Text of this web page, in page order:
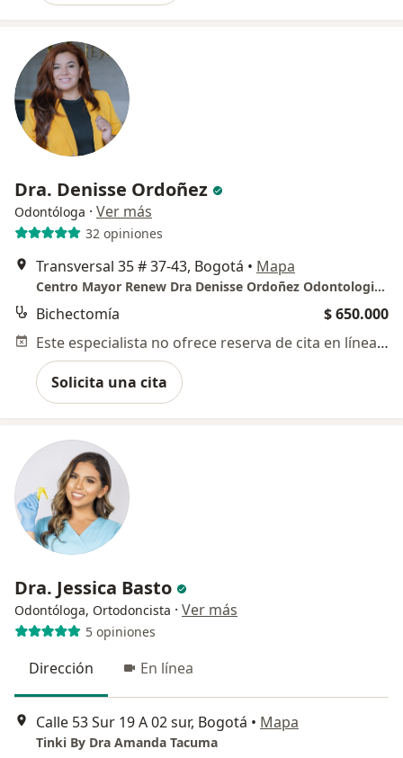
Dra. Denisse Ordoñez
Odontóloga · Ver más
32 opiniones
Transversal 35 # 37-43, Bogotá • Mapa
Centro Mayor Renew Dra Denisse Ordoñez Odontologia Estetica
Bichectomía
$ 650.000
Este especialista no ofrece reserva de cita en línea en esta dirección.
Solicita una cita
Dra. Jessica Basto
Odontóloga, Ortodoncista · Ver más
5 opiniones
Dirección En línea
Calle 53 Sur 19 A 02 sur, Bogotá • Mapa
Tinki By Dra Amanda Tacuma